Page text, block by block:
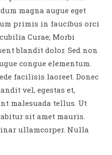
magna augue eget
primis in faucibus orci
Curae; Morbi
blandit dolor. Sed non
congue elementum.
facilisis laoreet. Donec
vel, egestas et,
malesuada tellus. Ut
sit amet mauris.
ullamcorper. Nulla